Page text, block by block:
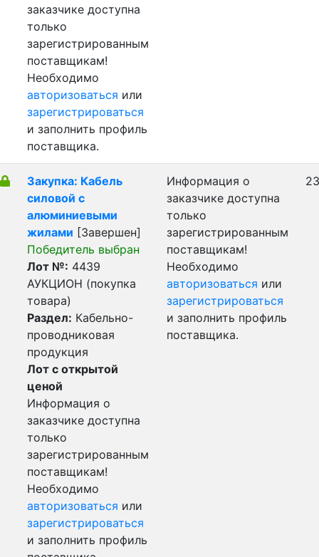
заказчике доступна
только
зарегистрированным
поставщикам!
Необходимо
авторизоваться или
зарегистрироваться
и заполнить профиль
поставщика.
Закупка: Кабель
силовой с
алюминиевыми
жилами [Завершен]
Победитель выбран
Лот №: 4439
АУКЦИОН (покупка
товара)
Раздел: Кабельно-
проводниковая
продукция
Лот с открытой
ценой
Информация о
заказчике доступна
только
зарегистрированным
поставщикам!
Необходимо
авторизоваться или
зарегистрироваться
и заполнить профиль
Информация о
заказчике доступна
только
зарегистрированным
поставщикам!
Необходимо
авторизоваться или
зарегистрироваться
и заполнить профиль
поставщика.